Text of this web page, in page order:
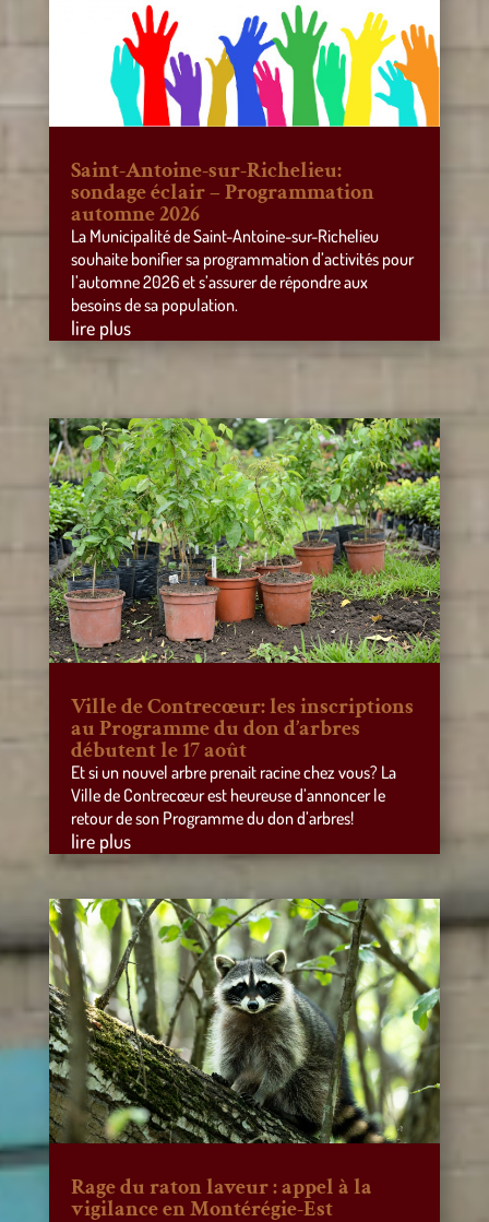
Saint-Antoine-sur-Richelieu:
sondage éclair – Programmation
automne 2026
La Municipalité de Saint-Antoine-sur-Richelieu
souhaite bonifier sa programmation d’activités pour
l’automne 2026 et s’assurer de répondre aux
besoins de sa population.
lire plus
Ville de Contrecœur: les inscriptions
au Programme du don d’arbres
débutent le 17 août
Et si un nouvel arbre prenait racine chez vous? La
Ville de Contrecœur est heureuse d’annoncer le
retour de son Programme du don d’arbres!
lire plus
Rage du raton laveur : appel à la
vigilance en Montérégie-Est